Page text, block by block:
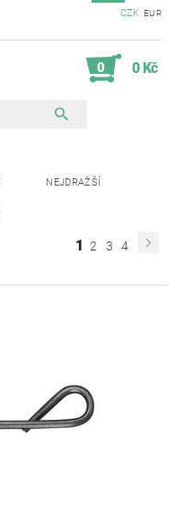
CZK EUR
0 0 Kč
NEJDRAŽŠÍ
1 2 3
4